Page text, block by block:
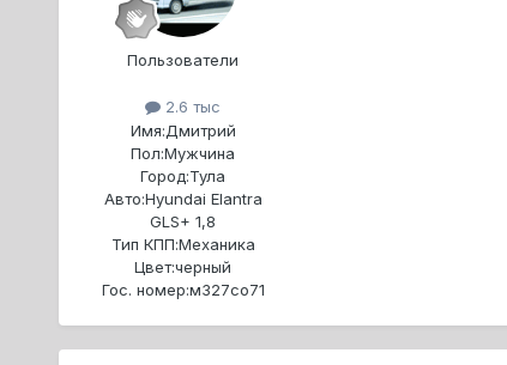
Пользователи
2.6 тыс
Имя:Дмитрий
Пол:Мужчина
Город:Тула
Авто:Hyundai Elantra
GLS+ 1,8
Тип КПП:Механика
Цвет:черный
Гос. номер:м327со71